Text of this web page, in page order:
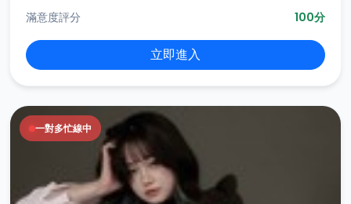
滿意度評分
100分
立即進入
一對多忙線中